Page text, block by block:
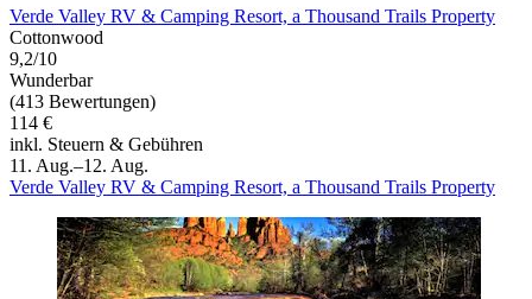
Verde Valley RV & Camping Resort, a Thousand Trails Property
Cottonwood
9,2/10
Wunderbar
(413 Bewertungen)
114 €
inkl. Steuern & Gebühren
11. Aug.–12. Aug.
Verde Valley RV & Camping Resort, a Thousand Trails Property